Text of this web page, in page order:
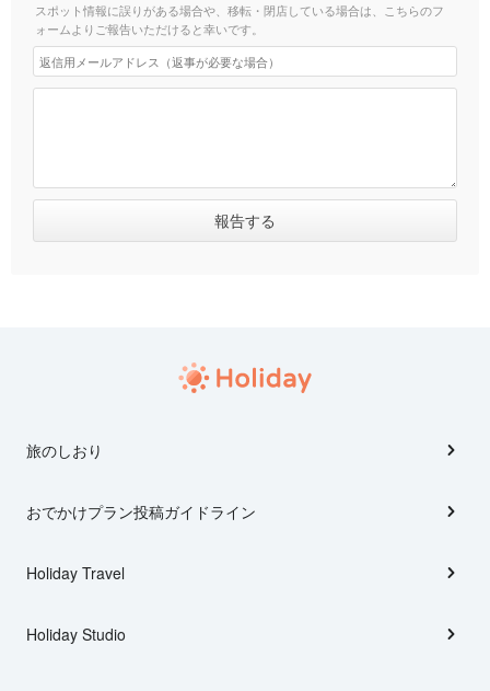
スポット情報に誤りがある場合や、移転・閉店している場合は、こちらのフ
ォームよりご報告いただけると幸いです。
旅のしおり
おでかけプラン投稿ガイドライン
Holiday Travel
Holiday Studio